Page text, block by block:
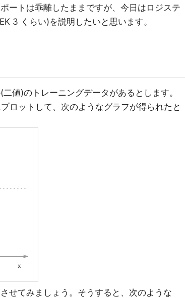
ートは乖離したままですが、今日はロジステ
3 くらい)を説明したいと思います。
値)のトレーニングデータがあるとします。
ロットして、次のようなグラフが得られたと
せてみましょう。そうすると、次のような